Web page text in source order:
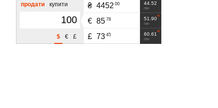
продати купити
£
€
$
44.52
грн
₴ 4452 00
51.90
грн
€ 85 78
60.61
грн
£ 73 45